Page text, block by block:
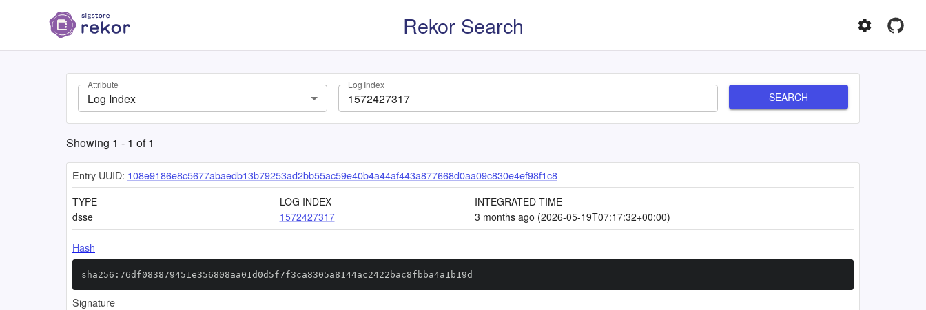
Rekor Search
Attribute
Log Index
Log Index
SEARCH
Showing 1 - 1 of1
Entry UUID: 108e9186e8c5677abaedb13b79253ad2bb55ac59e40b4a44af443a877668d0aa09c830e4ef98f1c8
TYPE
dsse
LOG INDEX
1572427317
INTEGRATED TIME
3 months ago (2026-05-19T07:17:32+00:00)
Hash
sha256:76df083879451e356808aa01d0d5f7f3ca8305a8144ac2422bac8fbba4a1b19d
Signature